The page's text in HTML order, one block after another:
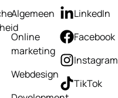
Algemeen
Online
marketing
Webdesign
LinkedIn
Facebook
Instagram
TikTok